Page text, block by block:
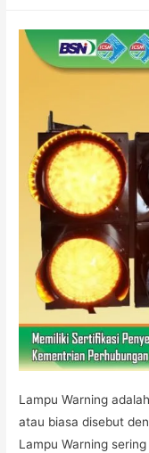
Lampu Warning
atau biasa disebut
Lampu Warning